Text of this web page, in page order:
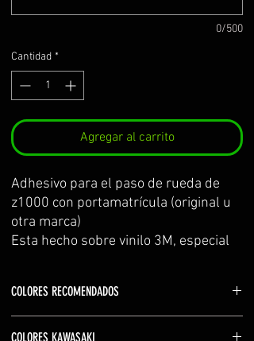
0/500
Cantidad *
Agregar al carrito
Adhesivo para el paso de rueda de
z1000 con portamatrícula (original u
otra marca)
Esta hecho sobre vinilo 3M, especial
adhesivo de prueba para practicar y
centrar la colocación antes de poner
el definitivo, e instrucciones de
COLORES RECOMENDADOS
COLORES KAWASAKI